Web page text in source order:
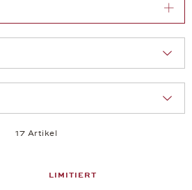
17 Artikel
LIMITIERT